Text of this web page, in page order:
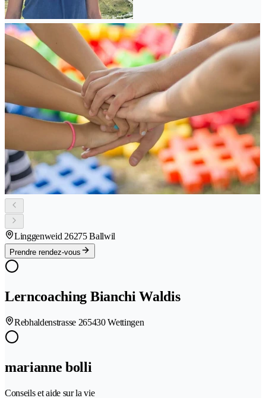
Linggenweid 26275 Ballwil
Prendre rendez-vous
Lerncoaching Bianchi Waldis
Rebhaldenstrasse 265430 Wettingen
marianne bolli
Conseils et aide sur la vie